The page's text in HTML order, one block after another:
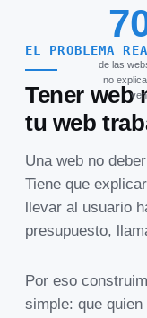
de las
no
EL PROBLEMA
Tener web
tu web
Una web no
Tiene que
llevar al usuario
presupuesto,
Por eso
simple: que